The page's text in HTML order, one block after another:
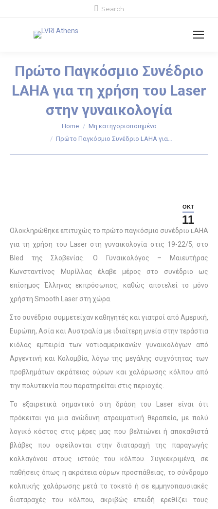
Search:
Search
Πρώτο Παγκόσμιο Συνέδριο
LAHA για τη χρήση του Laser
στην γυναικολογία
Home
Μη κατηγοριοποιημένο
Πρώτο Παγκόσμιο Συνέδριο LAHA για…
ΟΚΤ
11
Ολοκληρώθηκε επιτυχώς το πρώτο παγκόσμιο συνέδριο LAHA
για τη χρήση του Laser στη γυναικολογία στις 19-22/5, στο
Bled της Σλοβενίας. Ο Γυναικολόγος – Μαιευτήρας
Κωνσταντίνος Μυρίλλας έλαβε μέρος στο συνέδριο ως
επίσημος Έλληνας εκπρόσωπος, καθώς αποτελεί το μόνο
χρήστη Smooth Laser στη χώρα.
Στο συνέδριο συμμετείχαν καθηγητές και γιατροί από Αμερική,
Ευρώπη, Ασία και Αυστραλία με ιδιαίτερη μνεία στην τεράστια
κιόλας εμπειρία των νοτιοαμερικανών γυναικολόγων από
Αργεντινή και Κολομβία, λόγω της μεγάλης συχνότητας των
προβλημάτων ακράτειας ούρων και χαλάρωσης κόλπου από
την πολυτεκνία που παρατηρείται στις περιοχές.
Το εξαιρετικά σημαντικό στη δράση του Laser είναι ότι
πρόκειται για μια ανώδυνη ατραυματική θεραπεία, με πολύ
λογικό κόστος στις μέρες μας που βελτιώνει ή αποκαθιστά
βλάβες που οφείλονται στην διαταραχή της παραγωγής
κολλαγόνου στους ιστούς του κόλπου. Συγκεκριμένα, σε
παθήσεις όπως η ακράτεια ούρων προσπάθειας, το σύνδρομο
κολπικής χαλάρωσης μετά το τοκετό ή σε εμμηνοπαυσιακές
διαταραχές του κόλπου, ακριβώς επειδή ερεθίζει τους